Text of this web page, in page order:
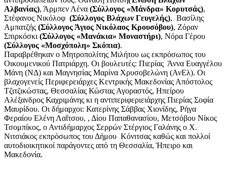
Αλβανίας), Άρμπεν Λένα (Σύλλογος «Μάνδρα» Κορυτσάς),
Στέφανος Νικόλοφ (Σύλλογος Βλάχων Γευγελής), Βασίλης
Αμπατζής (Σύλλογος Άγιος Νικόλαος Κρουσόβου), Ζόραν
Σπιρκόσκι (Σύλλογος «Μανάκια» Μοναστήρι), Νόρα Γέρου
(Σύλλογος «Μοσχόπολη» Σκόπια).
Παραβρέθηκαν ο Μητροπολίτης Μιλήτου ως εκπρόσωπος του
Οικουμενικού Πατριάρχη. Οι βουλευτές: Πιερίας Άννα Ευαγγέλου
Μάνη (ΝΔ) και Μαγνησίας Μαρίνα Χρυσοβελώνη (ΑνΕλ). Οι
βλαχογενείς Περιφερειάρχες Κεντρικής Μακεδονίας Απόστολος
Τζιτζικώστας, Θεσσαλίας Κώστας Αγοραστός, Ηπείρου
Αλέξανδρος Καχριμάνης κι η αντιπεριφεριειάρχης Πιερίας Σοφία
Μαυρίδου. Οι δήμαρχοι: Κατερίνης Σάββας Χιονίδης, Ρήγα
Φεραίου Ελένη Λαΐτσου, , Δίου Παπαθανασίου, Μετσόβου Νίκος
Τσομπίκος, ο Αντιδήμαρχος Σερρών Στέργιος Γαλάνης ο Χ.
Νιτσιάκος εκπρόσωπος του Δήμου Κόνιτσας καθώς και πολλοί
αυτοδιοικητικοί παράγοντες από τη Θεσσαλία, Ήπειρο και
Μακεδονία.